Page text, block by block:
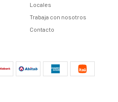
Locales
Trabaja con nosotros
Contacto